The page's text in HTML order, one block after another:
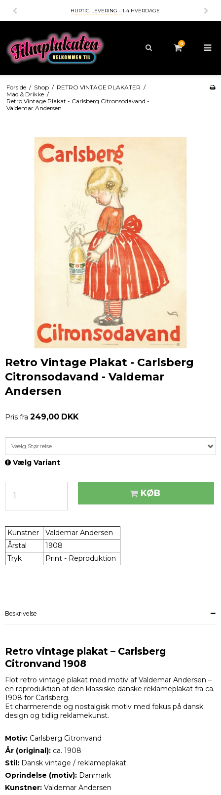
HURTIG LEVERING - 1-4 HVERDAGE BETALING MED
0
Forside / Shop / RETRO VINTAGE PLAKATER /
Mad & Drikke /
Retro Vintage Plakat - Carlsberg Citronsodavand -
Valdemar Andersen
Retro Vintage Plakat - Carlsberg
Citronsodavand - Valdemar
Andersen
Pris fra 249,00 DKK
Vælg Størrelse
Vælg Variant
KØB
Kunstner
Valdemar Andersen
Årstal
1908
Tryk
Print - Reproduktion
Beskrivelse
Retro vintage plakat – Carlsberg
Citronvand 1908
Flot retro vintage plakat med motiv af Valdemar Andersen –
en reproduktion af den klassiske danske reklameplakat fra ca.
1908 for Carlsberg.
Et charmerende og nostalgisk motiv med fokus på dansk
design og tidlig reklamekunst.
Motiv: Carlsberg Citronvand
År (original): ca. 1908
Stil: Dansk vintage / reklameplakat
Oprindelse (motiv): Danmark
Kunstner: Valdemar Andersen